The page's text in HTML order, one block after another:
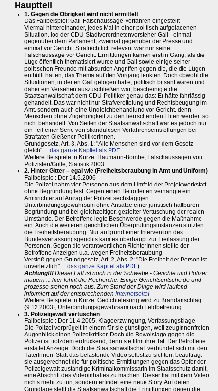
Hauptteil
1. Gegen die Obrigkeit wird nicht ermittelt
Das Fallbeispiel: Gail-Falschaussage-Verfahren eingestellt
Viermal hintereinander, jedes Mal in einer politisch aufgeladenen
Situation, log der CDU-Stadtverordnetenvorsteher Gail - einmal
gegenüber dem Parlament, zweimal gegenüber der Presse und
einmal vor Gericht. Strafrechtlich relevant war nur seine
Falschaussage vor Gericht. Ermittlungen kamen erst in Gang, als die
Lüge öffentlich thematisiert wurde und Gail sowie einige seiner
politischen Freunde mit absurden Angriffen gegen die, die die Lügen
enthüllt hatten, das Thema auf den Vorgang lenkten. Doch obwohl die
Situationen, in denen Gail gelogen hatte, politisch brisant waren und
daher ein Versehen auszuschließen war, bescheinigte die
Staatsanwaltschaft dem CDU-Politiker genau das: Er hätte fahrlässig
gehandelt. Das war nicht nur Strafvereitelung und Rechtsbeugung im
Amt, sondern auch eine Ungleichbehandlung vor Gericht, denn
Menschen ohne Zugehörigkeit zu den herrschenden Eliten werden so
nicht behandelt. Von Seiten der Staatsanwaltschaft war es jedoch nur
ein Teil einer Serie von skandalösen Verfahrenseinstellungen bei
Straftaten Gießener PolitikerInnen.
Grundgesetz, Art. 3, Abs. 1: "Alle Menschen sind vor dem Gesetz
gleich" ... das ganze Kapitel als PDF.
Weitere Beispiele in Kürze: Haumann-Bombe, Falschaussagen von
Polizisten/Gülle, Statistik 2003
2. Hinter Gitter – egal wie (Freiheitsberaubung in Amt und Uniform)
Fallbeispiel: Der 14.5.2006
Die Polizei nahm vier Personen aus dem Umfeld der Projektwerkstatt
ohne Begründung fest. Gegen einen Betroffenen verhängte ein
Amtsrichter auf Antrag der Polizei sechstägigen
Unterbindungsgewahrsam ohne Ansätze einer juristisch haltbaren
Begründung und bei gleichzeitiger, gezielter Vertuschung der realen
Umstände. Der Betroffene legte Beschwerde gegen die Maßnahme
ein. Auch die weiteren gerichtlichen Überprüfungsinstanzen stützten
die Freiheitsberaubung. Nur aufgrund einer Intervention des
Bundesverfassungsgerichts kam es überhaupt zur Freilassung der
Personen. Gegen die verantwortlichen RichterInnen stellte der
Betroffene Anzeigen u.a. wegen Freiheitsberaubung.
Verstoß gegen Grundgesetz, Art. 2, Abs. 2: "Die Freiheit der Person ist
unverletzlich" ... das ganze Kapitel als PDF)
Achtung!!! Dieser Fall ist noch in der Schwebe - Gerichte und Polizei
mauern ... hier lohnt die Recherche. Einige Gerichtsentscheide und -
prozesse stehen noch aus. Zum Stand der Dinge wird laufend
informiert auf der entsprechenden Internetseite!
Weitere Beispiele in Kürze: Gedichtelesung wird zu Brandanschlag
(9.12.2003), Unterbindungsgewahrsam nach Feldbefreiung
3. Polizeigewalt vertuschen
Fallbeispiel: Der 11.4.2005, Klageerzwingung, Verfassungsklage
Die Polizei verprügelt in einem für sie günstigen, weil zeugInnenfreien
Augenblick einen Polizeikritiker. Doch die Beweislage gegen die
Polizei ist trotzdem erdrückend, denn sie filmt ihre Tat. Der Betroffene
erstattet Anzeige. Doch die Staatsanwaltschaft verbündet sich mit den
TäterInnen. Statt das belastende Video selbst zu sichten, beauftragt
sie ausgerechnet die für politische Ermittlungen gegen das Opfer der
Polizeigewalt zuständige Kriminalkommissarin im Staatsschutz damit,
eine Abschrift des Videoinhaltes zu machen. Dieser hat mit dem Video
nichts mehr zu tun, sondern erfindet eine neue Story. Auf deren
Grundlage stellt die Staatsanwaltschaft die Ermittlungen gegen die